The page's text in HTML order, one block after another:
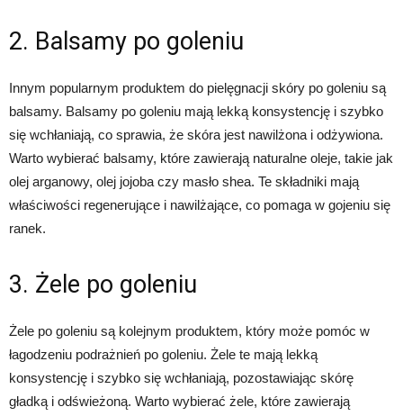
2. Balsamy po goleniu
Innym popularnym produktem do pielęgnacji skóry po goleniu są
balsamy. Balsamy po goleniu mają lekką konsystencję i szybko
się wchłaniają, co sprawia, że skóra jest nawilżona i odżywiona.
Warto wybierać balsamy, które zawierają naturalne oleje, takie jak
olej arganowy, olej jojoba czy masło shea. Te składniki mają
właściwości regenerujące i nawilżające, co pomaga w gojeniu się
ranek.
3. Żele po goleniu
Żele po goleniu są kolejnym produktem, który może pomóc w
łagodzeniu podrażnień po goleniu. Żele te mają lekką
konsystencję i szybko się wchłaniają, pozostawiając skórę
gładką i odświeżoną. Warto wybierać żele, które zawierają